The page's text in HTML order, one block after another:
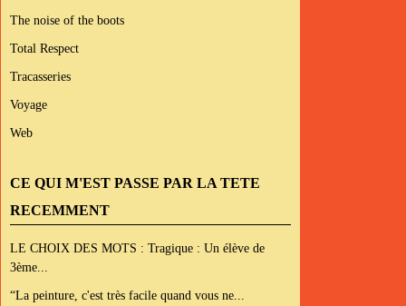
The noise of the boots
Total Respect
Tracasseries
Voyage
Web
CE QUI M'EST PASSE PAR LA TETE
RECEMMENT
LE CHOIX DES MOTS : Tragique : Un élève de
3ème...
“La peinture, c'est très facile quand vous ne...